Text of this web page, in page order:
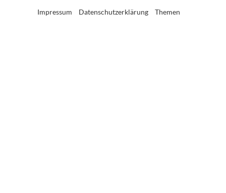
Impressum Datenschutzerklärung Themen